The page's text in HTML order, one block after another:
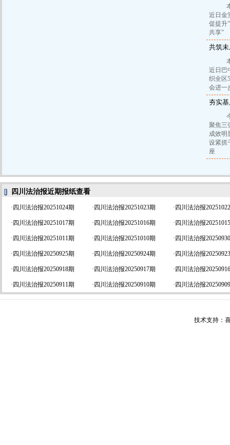
本
近日金
促提升
共享”
共筑
本
近日巴
织全区
会进一
夯实
今
聚焦三
成效
设紧抓
座
四川法治报近期报纸查看
· 四川法治报20251024期 · 四川法治报20251023期 · 四川法治报
· 四川法治报20251017期 · 四川法治报20251016期 · 四川法治报
· 四川法治报20251011期 · 四川法治报20251010期 · 四川法治报
· 四川法治报20250925期 · 四川法治报20250924期 · 四川法治报
· 四川法治报20250918期 · 四川法治报20250917期 · 四川法治报
· 四川法治报20250911期 · 四川法治报20250910期 · 四川法治报
技术支持：